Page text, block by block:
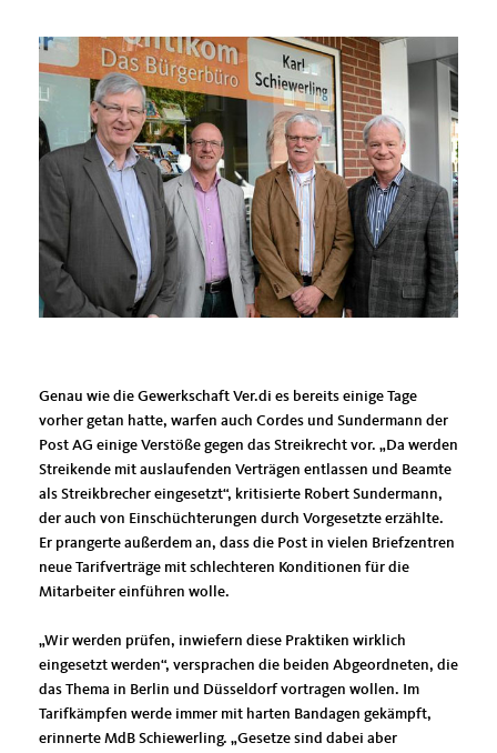
Genau wie die Gewerkschaft Ver.di es bereits einige Tage
vorher getan hatte, warfen auch Cordes und Sundermann der
Post AG einige Verstöße gegen das Streikrecht vor. „Da werden
Streikende mit auslaufenden Verträgen entlassen und Beamte
als Streikbrecher eingesetzt“, kritisierte Robert Sundermann,
der auch von Einschüchterungen durch Vorgesetzte erzählte.
Er prangerte außerdem an, dass die Post in vielen Briefzentren
neue Tarifverträge mit schlechteren Konditionen für die
Mitarbeiter einführen wolle.
Wir werden prüfen, inwiefern diese Praktiken wirklich
eingesetzt werden“, versprachen die beiden Abgeordneten, die
das Thema in Berlin und Düsseldorf vortragen wollen. Im
Tarifkämpfen werde immer mit harten Bandagen gekämpft,
erinnerte MdB Schiewerling. „Gesetze sind dabei aber